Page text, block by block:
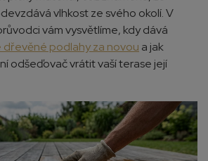
vlhkost ze svého okolí. V
vám vysvětlíme, kdy dává
dřevěné podlahy za novou a jak
odšeďovač vrátit vaší terase její